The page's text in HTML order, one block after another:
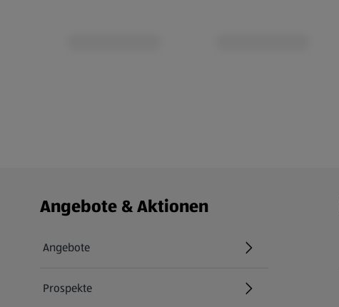
Fußzeilenmenü - weitere Links
Angebote & Aktionen
Angebote
Prospekte